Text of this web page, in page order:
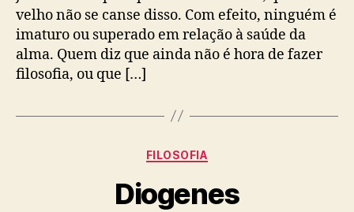
velho não se canse disso. Com efeito, ninguém é
imaturo ou superado em relação à saúde da
alma. Quem diz que ainda não é hora de fazer
filosofia, ou que […]
Categorias
FILOSOFIA
Diogenes